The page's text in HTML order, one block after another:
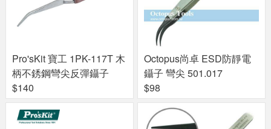
Pro'sKit 寶工 1PK-117T 木
柄不銹鋼彎尖反彈鑷子
$140
Octopus尚卓 ESD防靜電
鑷子 彎尖 501.017
$98